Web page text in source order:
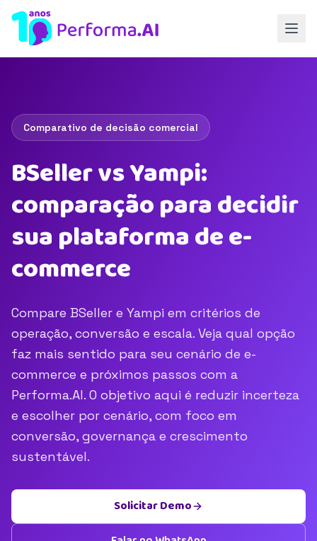
Comparativo de decisão comercial
BSeller vs Yampi:
comparação para decidir
sua plataforma de e-
commerce
Compare BSeller e Yampi em critérios de
operação, conversão e escala. Veja qual opção
faz mais sentido para seu cenário de e-
commerce e próximos passos com a
Performa.AI. O objetivo aqui é reduzir incerteza
e escolher por cenário, com foco em
conversão, governança e crescimento
sustentável.
Solicitar Demo